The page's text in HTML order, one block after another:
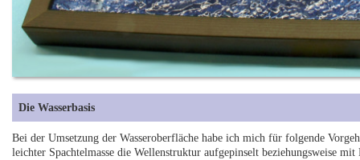
Die Wasserbasis
Bei der Umsetzung der Wasseroberfläche habe ich mich für folgende
leichter Spachtelmasse die Wellenstruktur aufgepinselt beziehungsweise